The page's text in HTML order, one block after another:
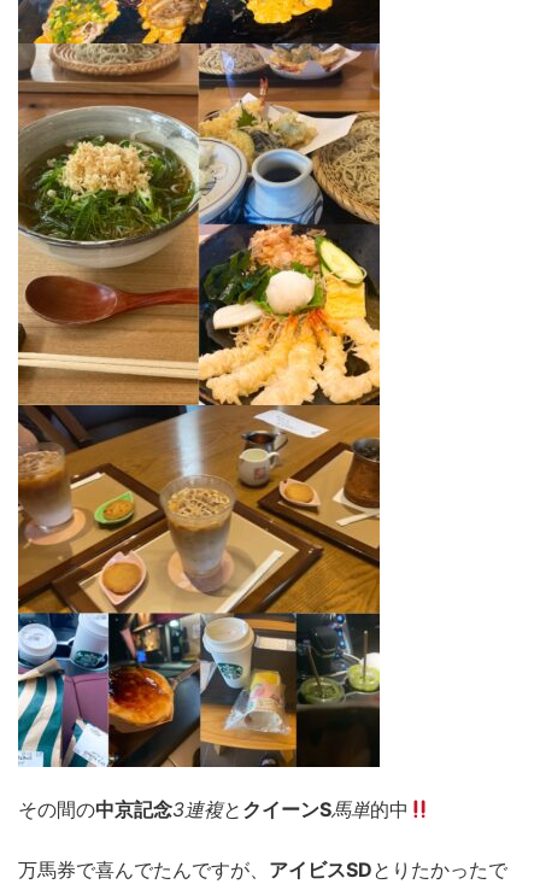
その間の中京記念3連複と クイーンS馬単的中
万馬券で喜んでたんですが、 アイビスSDとりたかったで